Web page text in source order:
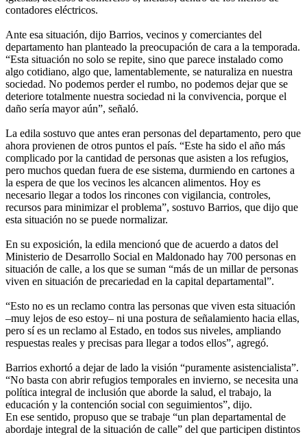
contadores eléctricos.
Ante esa situación, dijo Barrios, vecinos y comerciantes del
departamento han planteado la preocupación de cara a la temporada.
“Esta situación no solo se repite, sino que parece instalado como
algo cotidiano, algo que, lamentablemente, se naturaliza en nuestra
sociedad. No podemos perder el rumbo, no podemos dejar que se
deteriore totalmente nuestra sociedad ni la convivencia, porque el
daño sería mayor aún”, señaló.
La edila sostuvo que antes eran personas del departamento, pero que
ahora provienen de otros puntos el país. “Este ha sido el año más
complicado por la cantidad de personas que asisten a los refugios,
pero muchos quedan fuera de ese sistema, durmiendo en cartones a
la espera de que los vecinos les alcancen alimentos. Hoy es
necesario llegar a todos los rincones con vigilancia, controles,
recursos para minimizar el problema”, sostuvo Barrios, que dijo que
esta situación no se puede normalizar.
En su exposición, la edila mencionó que de acuerdo a datos del
Ministerio de Desarrollo Social en Maldonado hay 700 personas en
situación de calle, a los que se suman “más de un millar de personas
viven en situación de precariedad en la capital departamental”.
“Esto no es un reclamo contra las personas que viven esta situación
‒muy lejos de eso estoy‒ ni una postura de señalamiento hacia ellas,
pero sí es un reclamo al Estado, en todos sus niveles, ampliando
respuestas reales y precisas para llegar a todos ellos”, agregó.
Barrios exhortó a dejar de lado la visión “puramente asistencialista”.
“No basta con abrir refugios temporales en invierno, se necesita una
política integral de inclusión que aborde la salud, el trabajo, la
educación y la contención social con seguimientos”, dijo.
En ese sentido, propuso que se trabaje “un plan departamental de
abordaje integral de la situación de calle” del que participen distintos